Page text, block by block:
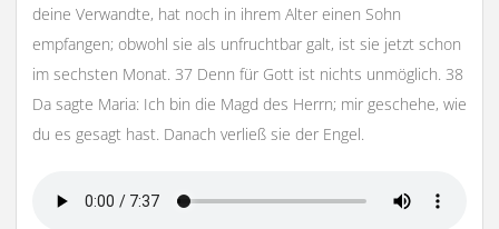
deine Verwandte, hat noch in ihrem Alter einen Sohn
empfangen; obwohl sie als unfruchtbar galt, ist sie jetzt schon
im sechsten Monat. 37 Denn für Gott ist nichts unmöglich. 38
Da sagte Maria: Ich bin die Magd des Herrn; mir geschehe, wie
du es gesagt hast. Danach verließ sie der Engel.